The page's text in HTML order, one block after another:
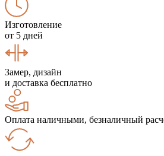
Изготовление
от 5 дней
Замер, дизайн
и доставка бесплатно
Оплата наличными, безналичный